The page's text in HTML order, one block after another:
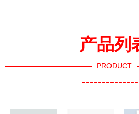
产品列
PRODUCT